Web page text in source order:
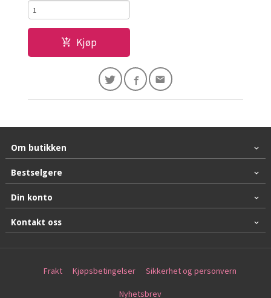
Kjøp
Om butikken
Bestselgere
Din konto
Kontakt oss
Frakt Kjøpsbetingelser Sikkerhet og personvern
Nyhetsbrev